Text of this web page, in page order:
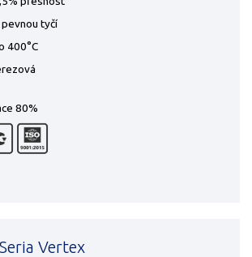
tyčí
400°C
80%
Seria Vertex